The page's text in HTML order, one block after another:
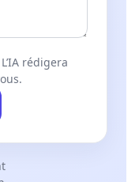
rédigera